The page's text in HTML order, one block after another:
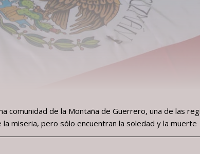
comunidad de la Montaña de Guerrero, una de las
miseria, pero sólo encuentran la soledad y la muerte